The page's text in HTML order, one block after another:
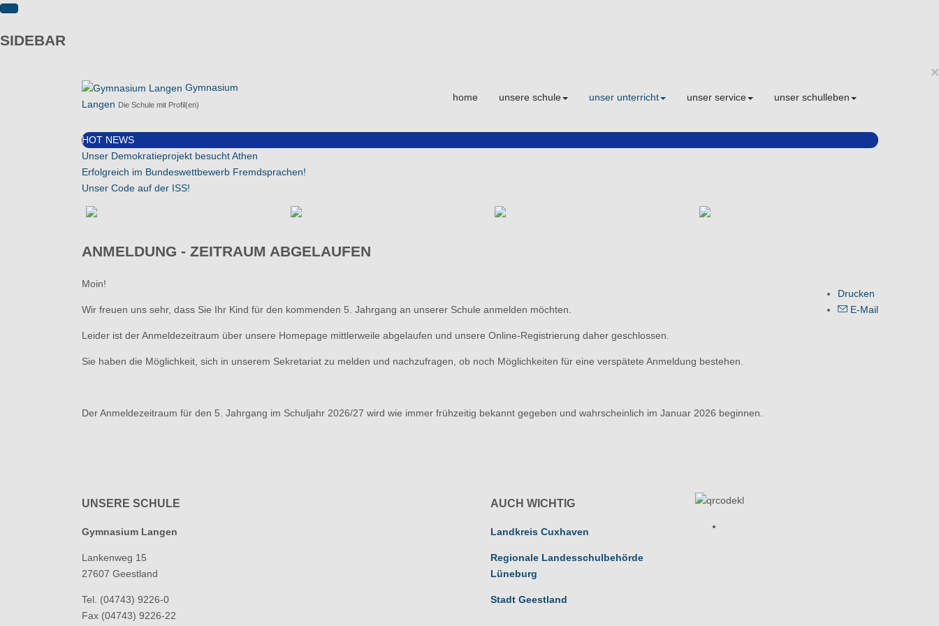
SIDEBAR
×
Gymnasium
Langen Die Schule mit Profil(en)
home unsere schule unser unterricht unser service unser schulleben
HOT NEWS
Unser Demokratieprojekt besucht Athen
Erfolgreich im Bundeswettbewerb Fremdsprachen!
Unser Code auf der ISS!
ANMELDUNG - ZEITRAUM ABGELAUFEN
Drucken
E-Mail
Moin!
Wir freuen uns sehr, dass Sie Ihr Kind für den kommenden 5. Jahrgang an unserer Schule anmelden möchten.
Leider ist der Anmeldezeitraum über unsere Homepage mittlerweile abgelaufen und unsere Online-Registrierung daher geschlossen.
Sie haben die Möglichkeit, sich in unserem Sekretariat zu melden und nachzufragen, ob noch Möglichkeiten für eine verspätete Anmeldung bestehen.
Der Anmeldezeitraum für den 5. Jahrgang im Schuljahr 2026/27 wird wie immer frühzeitig bekannt gegeben und wahrscheinlich im Januar 2026 beginnen.
UNSERE SCHULE
Gymnasium Langen
Lankenweg 15
27607 Geestland
Tel. (04743) 9226-0
Fax (04743) 9226-22
AUCH WICHTIG
Landkreis Cuxhaven
Regionale Landesschulbehörde
Lüneburg
Stadt Geestland